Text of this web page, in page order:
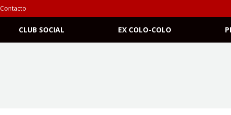
Contacto
CLUB SOCIAL EX COLO-COLO